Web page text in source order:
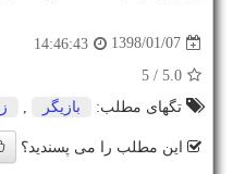
1398/01/07
14:46:43
5.0
/ 5
تگهای مطلب:
بازیگر ,
این مطلب را می پسندید؟